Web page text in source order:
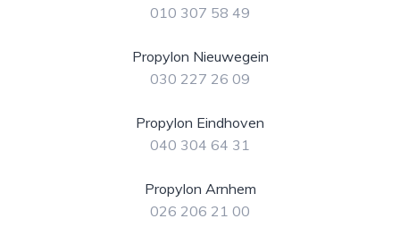
010 307 58 49
Propylon Nieuwegein
030 227 26 09
Propylon Eindhoven
040 304 64 31
Propylon Arnhem
026 206 21 00